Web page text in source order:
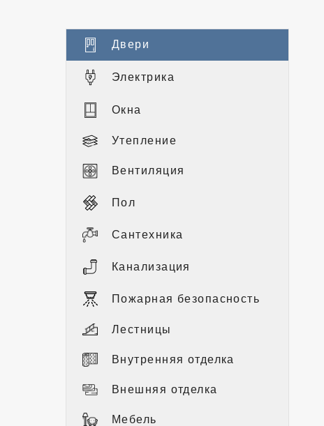
Двери
Электрика
Окна
Утепление
Вентиляция
Пол
Сантехника
Канализация
Пожарная безопасность
Лестницы
Внутренняя отделка
Внешняя отделка
Мебель